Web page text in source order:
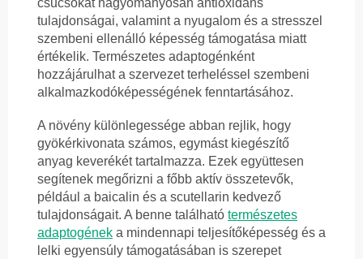
csucsókát hagyományosan antioxidáns
tulajdonságai, valamint a nyugalom és a stresszel
szembeni ellenálló képesség támogatása miatt
értékelik. Természetes adaptogénként
hozzájárulhat a szervezet terheléssel szembeni
alkalmazkodóképességének fenntartásához.
A növény különlegessége abban rejlik, hogy
gyökérkivonata számos, egymást kiegészítő
anyag keverékét tartalmazza. Ezek együttesen
segítenek megőrizni a főbb aktív összetevők,
például a baicalin és a scutellarin kedvező
tulajdonságait. A benne található természetes
adaptogének a mindennapi teljesítőképesség és a
lelki egyensúly támogatásában is szerepet